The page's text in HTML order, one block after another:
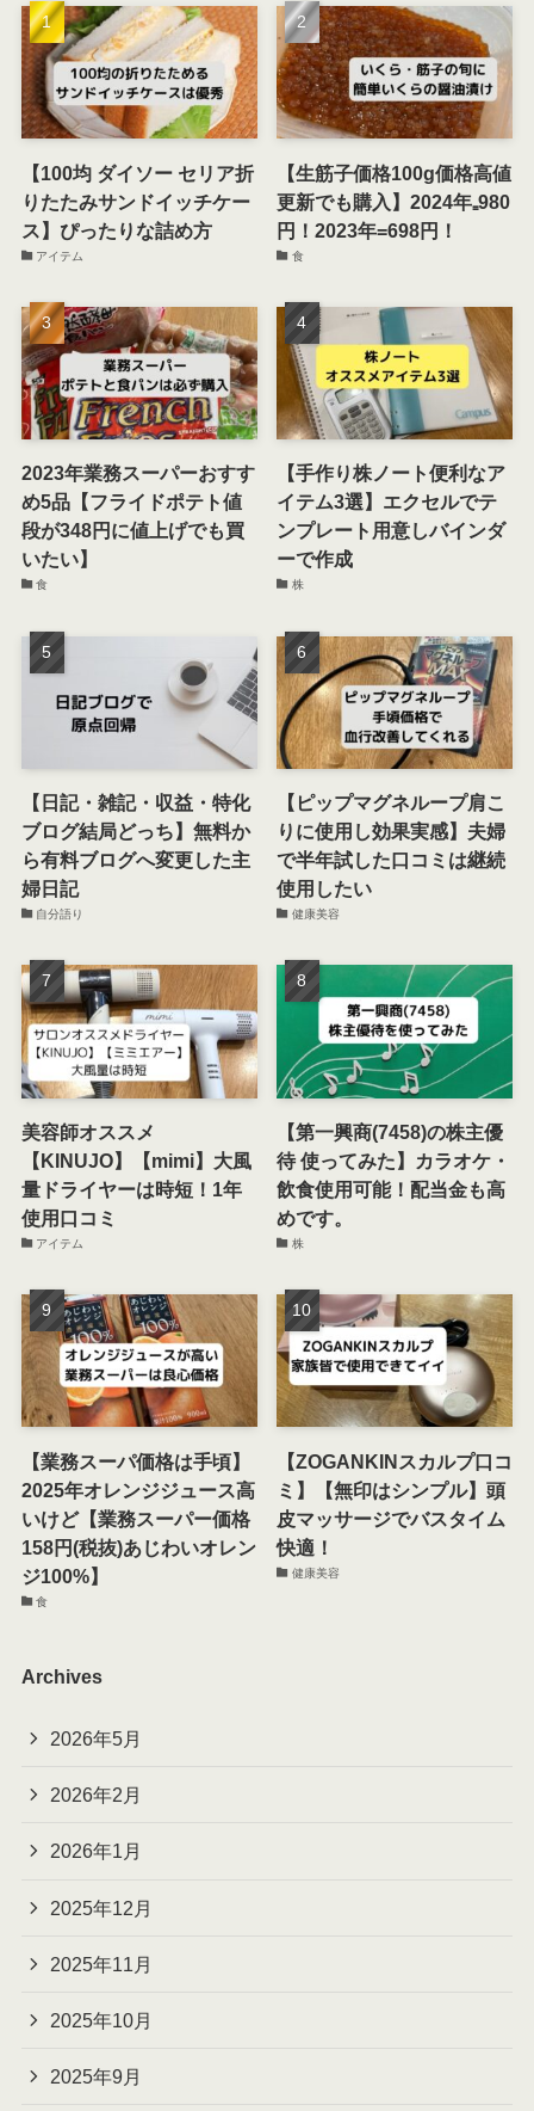
【100均 ダイソー セリア折
りたたみサンドイッチケー
ス】ぴったりな詰め方
アイテム
【生筋子価格100g価格高値
更新でも購入】2024年₌980
円！2023年=698円！
食
2023年業務スーパーおすす
め5品【フライドポテト値
段が348円に値上げでも買
いたい】
食
【手作り株ノート便利なア
イテム3選】エクセルでテ
ンプレート用意しバインダ
ーで作成
株
【日記・雑記・収益・特化
ブログ結局どっち】無料か
ら有料ブログへ変更した主
婦日記
自分語り
【ピップマグネループ肩こ
りに使用し効果実感】夫婦
で半年試した口コミは継続
使用したい
健康美容
美容師オススメ
【KINUJO】【mimi】大風
量ドライヤーは時短！1年
使用口コミ
アイテム
【第一興商(7458)の株主優
待 使ってみた】カラオケ・
飲食使用可能！配当金も高
めです。
株
【業務スーパ価格は手頃】
2025年オレンジジュース高
いけど【業務スーパー価格
158円(税抜)あじわいオレン
ジ100%】
食
【ZOGANKINスカルプ口コ
ミ】【無印はシンプル】頭
皮マッサージでバスタイム
快適！
健康美容
Archives
2026年5月
2026年2月
2026年1月
2025年12月
2025年11月
2025年10月
2025年9月